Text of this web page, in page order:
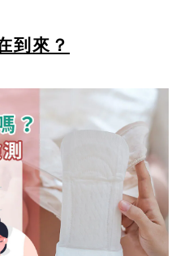
到來？